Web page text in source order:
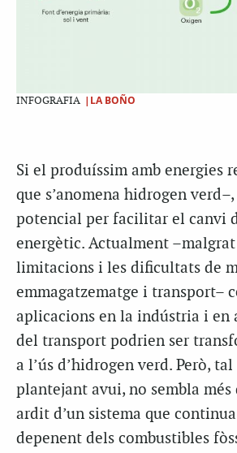
INFOGRAFIA |LA BOÑO
Si el produíssim amb energies
que s’anomena hidrogen
potencial per facilitar el canvi
energètic. Actualment –malgrat
limitacions i les dificultats de
emmagatzematge i transport–
aplicacions en la indústria i en
del transport podrien ser
a l’ús d’hidrogen verd. Però, tal
plantejant avui, no sembla més
ardit d’un sistema que
depenent dels combustibles